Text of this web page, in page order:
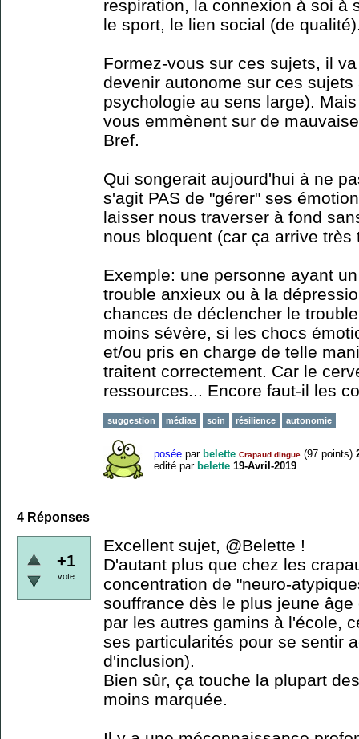
respiration, la connexion à soi à
le sport, le lien social (de
Formez-vous sur ces sujets, il
devenir autonome sur ces
psychologie au sens large).
vous emmènent sur de
Bref.
Qui songerait aujourd'hui à ne
s'agit PAS de "gérer" ses
laisser nous traverser à fond
nous bloquent (car ça arrive très
Exemple: une personne ayant
trouble anxieux ou à la
chances de déclencher le
moins sévère, si les chocs
et/ou pris en charge de telle
traitent correctement. Car le
ressources... Encore faut-il les
suggestion médias soin résilience autonomie
posée par belette Crapaud dingue (97 points)
edité par belette 19-Avril-2019
4 Réponses
+1
vote
Excellent sujet, @Belette !
D'autant plus que chez les
concentration de "neuro-
souffrance dès le plus jeune
par les autres gamins à l'école,
ses particularités pour se sentir
d'inclusion).
Bien sûr, ça touche la plupart
moins marquée.